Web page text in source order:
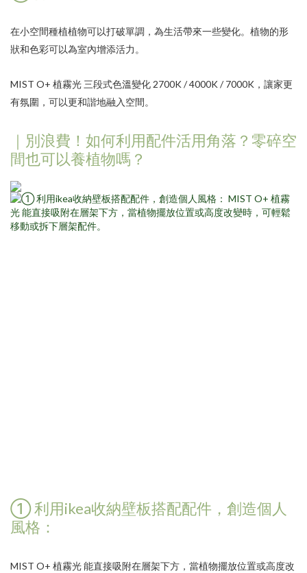
在小空間種植植物可以打破單調，為生活帶來一些變化。植物的形
狀和色彩可以為室內增添活力。
MIST O+ 植霧光 三段式色溫變化 2700K / 4000K / 7000K，讓家更
有氛圍，可以更和諧地融入空間。
｜別浪費！如何利用配件活用角落？零碎空
間也可以養植物嗎？
① 利用ikea收納壁板搭配配件，創造個人
風格：
MIST O+ 植霧光能直接吸附在層架下方，當植物擺放位置或高度改